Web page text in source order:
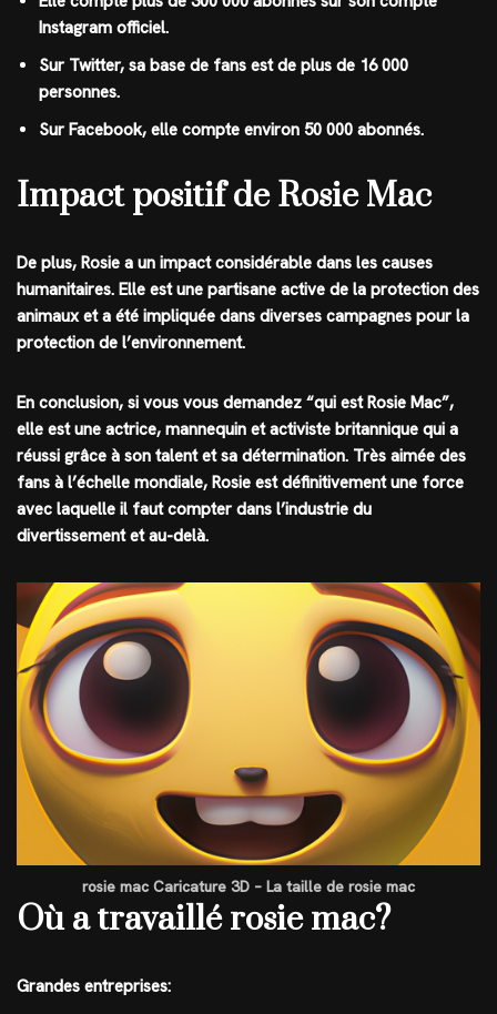
Instagram officiel.
Sur Twitter, sa base de fans est de plus de 16 000
personnes.
Sur Facebook, elle compte environ 50 000 abonnés.
Impact positif de Rosie Mac
De plus, Rosie a un impact considérable dans les causes
humanitaires. Elle est une partisane active de la protection des
animaux et a été impliquée dans diverses campagnes pour la
protection de l’environnement.
En conclusion, si vous vous demandez “qui est Rosie Mac”,
elle est une actrice, mannequin et activiste britannique qui a
réussi grâce à son talent et sa détermination. Très aimée des
fans à l’échelle mondiale, Rosie est définitivement une force
avec laquelle il faut compter dans l’industrie du
divertissement et au-delà.
rosie mac Caricature 3D – La taille de rosie mac
Où a travaillé rosie mac?
Grandes entreprises: